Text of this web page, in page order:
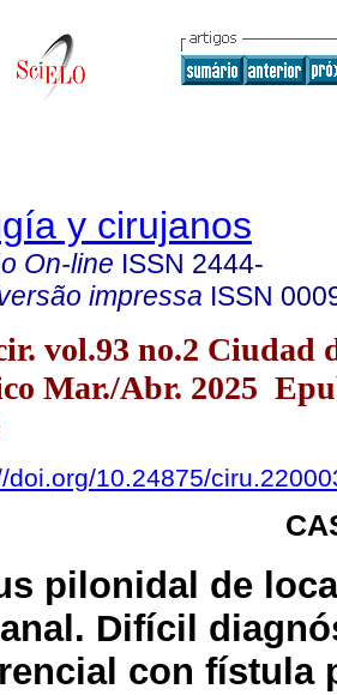
y cirujanos
On-line ISSN 2444-
impressa ISSN
vol.93 no.2 Ciudad
Mar./Abr. 2025
doi.org/10.24875/
pilonidal de
Difícil
con fístula